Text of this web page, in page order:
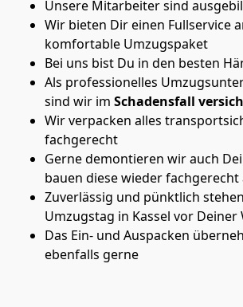
Unsere Mitarbeiter sind
Wir bieten Dir einen Fullservice
komfortable Umzugspaket
Bei uns bist Du in den besten
Als professionelles
sind wir im Schadensfall
Wir verpacken alles
fachgerecht
Gerne demontieren wir auch
bauen diese wieder fachgerecht
Zuverlässig und pünktlich
Umzugstag in Kassel vor Deiner
Das Ein- und Auspacken
ebenfalls gerne